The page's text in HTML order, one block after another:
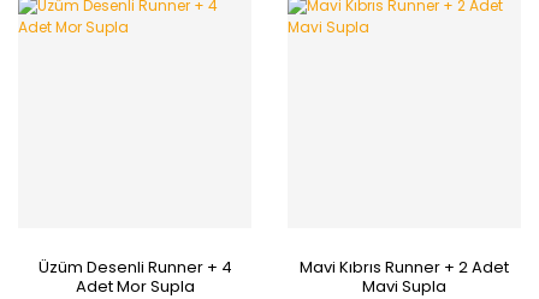
Üzüm Desenli Runner + 4
Adet Mor Supla
Mavi Kıbrıs Runner + 2 Adet
Mavi Supla